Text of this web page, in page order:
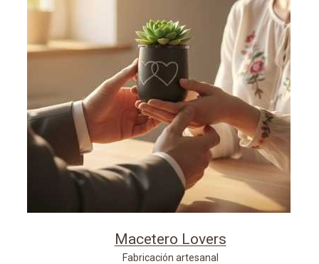
Macetero Lovers
Fabricación artesanal